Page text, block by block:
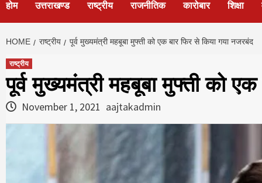
होम उत्तराखण्ड राष्ट्रीय राजनीतिक कारोबार शिक्षा
HOME राष्ट्रीय पूर्व मुख्यमंत्री महबूबा मुफ्ती को एक बार फिर से किया गया नजरबंद
राष्ट्रीय
पूर्व मुख्यमंत्री महबूबा मुफ्ती को
November 1, 2021 aajtakadmin